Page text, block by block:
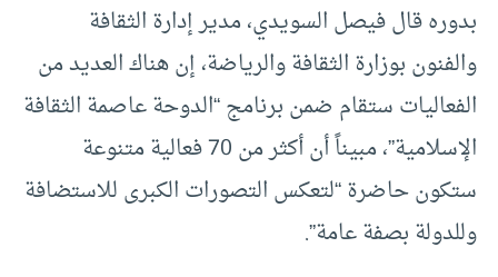
بدوره قال فيصل السويدي، مدير إدارة الثقافة
والفنون بوزارة الثقافة والرياضة، إن هناك العديد من
الفعاليات ستقام ضمن برنامج “الدوحة عاصمة الثقافة
الإسلامية”، مبيناً أن أكثر من 70 فعالية متنوعة
ستكون حاضرة “لتعكس التصورات الكبرى للاستضافة
وللدولة بصفة عامة”.